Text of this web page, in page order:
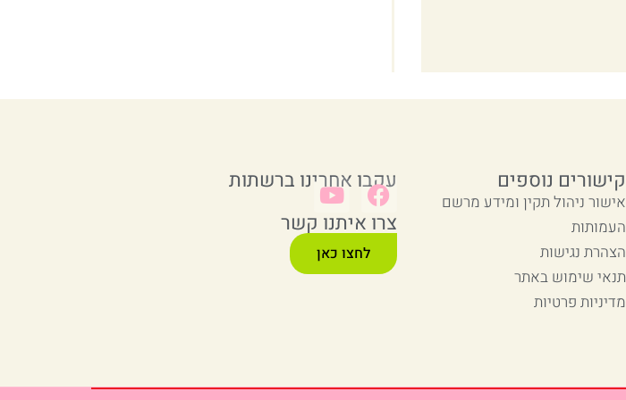
קישורים נוספים
אישור ניהול תקין ומידע מרשם
העמותות
הצהרת נגישות
תנאי שימוש באתר
מדיניות פרטיות
עקבו אחרינו ברשתות
צרו איתנו קשר
לחצו כאן